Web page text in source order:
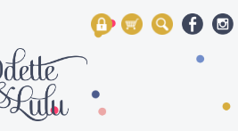
My Account
Mon panier
Rechercher